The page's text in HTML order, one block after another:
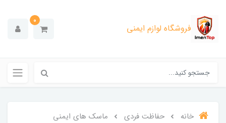
فروشگاه لوازم ایمنی
0
خانه حفاظت فردی
ماسک های ایمنی